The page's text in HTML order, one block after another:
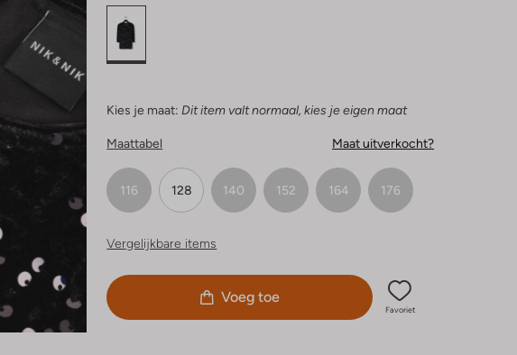
Kies je maat: Dit item valt normaal, kies je eigen maat
Maattabel Maat uitverkocht?
116 128 140 152 164 176
Vergelijkbare items
Voeg toe
Favoriet